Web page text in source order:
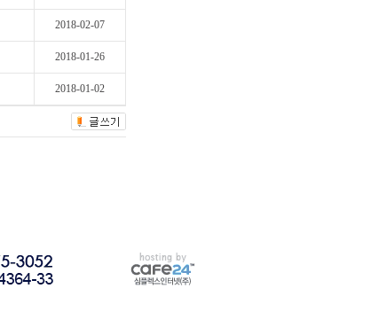
2018-02-07
2018-01-26
2018-01-02